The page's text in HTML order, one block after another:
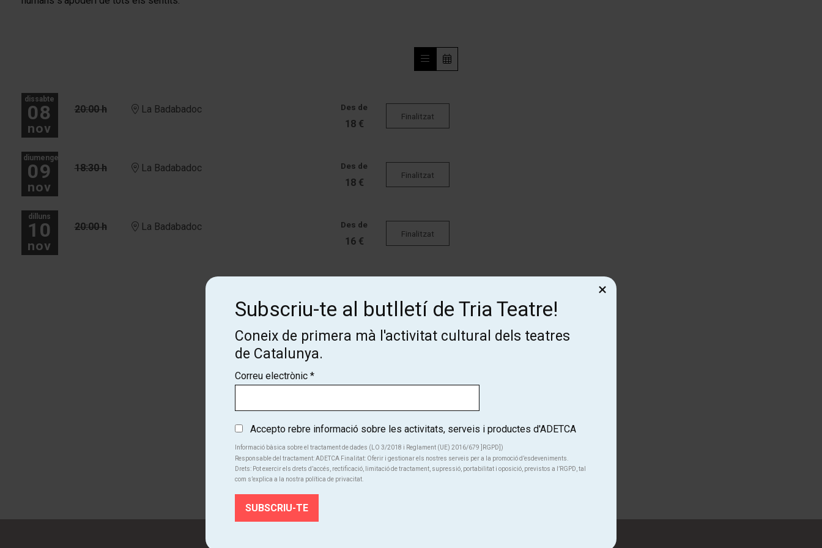
dissabte
08
nov
20:00 h La Badabadoc Des de
18 €
Finalitzat
diumenge
09
nov
18:30 h La Badabadoc Des de
18 €
Finalitzat
dilluns
10
nov
20:00 h La Badabadoc Des de
16 €
Finalitzat
Subscriu-te al butlletí de Tria
Coneix de primera mà l'activitat cultural dels teatres de Catalunya.
SUBSCRIU-TE
Subscriu-te al butlletí de Tria Teatre!
Coneix de primera mà l'activitat cultural dels teatres
de Catalunya.
Correu electrònic *
Accepto rebre informació sobre les activitats, serveis i productes d'ADETCA
Informació bàsica sobre el tractament de dades (LO 3/2018 i Reglament (UE) 2016/679 ]RGPD])
Responsable del tractament: ADETCA Finalitat: Oferir i gestionar els nostres serveis per a la promoció d’esdeveniments.
Drets: Pot exercir els drets d’accés, rectificació, limitació de tractament, supressió, portabilitat i oposició, previstos a l’RGPD, tal
com s’explica a la nostra política de privacitat.
×